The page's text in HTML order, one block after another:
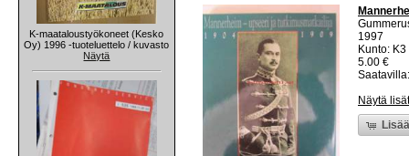
K-maataloustyökoneet (Kesko
Oy) 1996 -tuoteluettelo / kuvasto
Näytä
1997
Kunto:
5.00 €
Näytä